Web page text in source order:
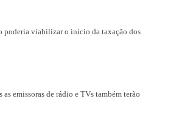
poderia viabilizar o início da taxação dos
emissoras de rádio e TVs também terão